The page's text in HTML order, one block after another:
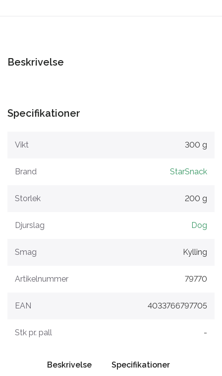
Beskrivelse
Specifikationer
Vikt 300 g
Brand StarSnack
Storlek 200 g
Djurslag Dog
Smag Kylling
Artikelnummer 79770
EAN 4033766797705
Stk pr. pall -
Beskrivelse Specifikationer